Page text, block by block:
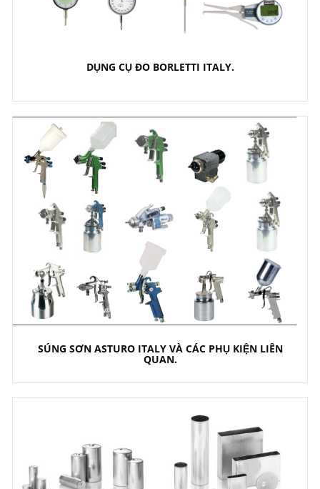
DỤNG CỤ ĐO BORLETTI ITALY.
SÚNG SƠN ASTURO ITALY VÀ CÁC PHỤ KIỆN LIÊN
QUAN.